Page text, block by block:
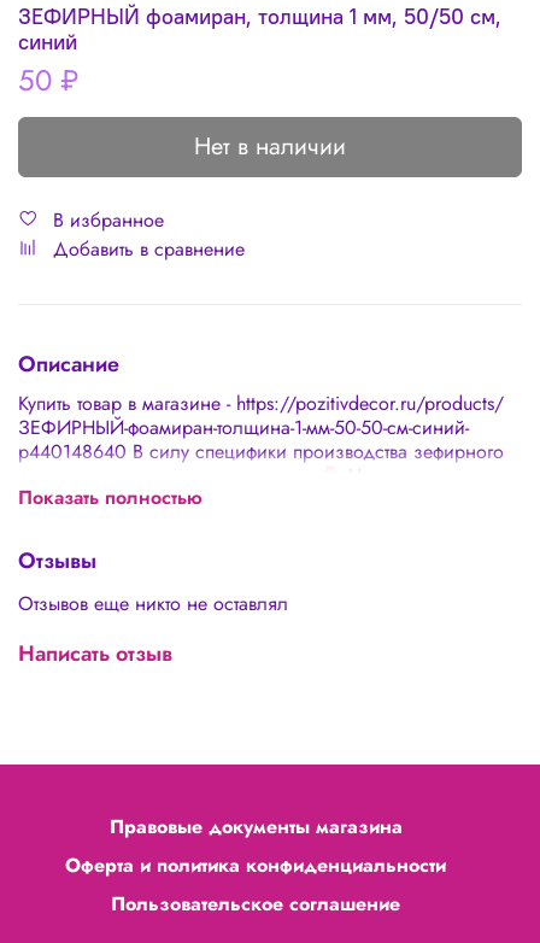
ЗЕФИРНЫЙ фоамиран, толщина 1 мм, 50/50 см,
синий
50 ₽
Нет в наличии
В избранное
Добавить в сравнение
Описание
Купить товар в магазине - https://pozitivdecor.ru/products/
ЗЕФИРНЫЙ-фоамиран-толщина-1-мм-50-50-см-синий-
p440148640 В силу специфики производства зефирного
фоамирана считается допустимым: 🌸 Наличие неровных
краев 🌸 Погрешность в толщине 0,1-0,3 мм 🌸 Оттенки в
дырочек не более 5% площади листа, что не является
дефектом товара, а особенностью зефирного фоамирана 1
мм
Показать полностью
Отзывы
Отзывов еще никто не оставлял
Написать отзыв
Правовые документы магазина
Оферта и политика конфиденциальности
Пользовательское соглашение